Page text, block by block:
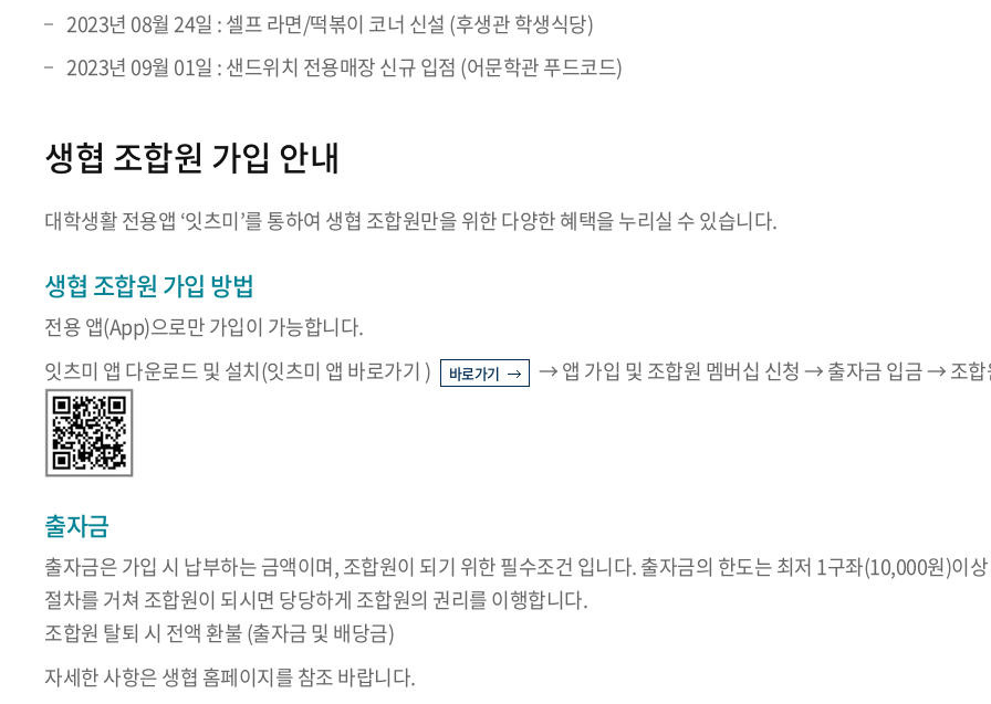
2023년 08월 24일 : 셀프 라면/떡볶이 코너 신설 (후생관 학생식당)
2023년 09월 01일 : 샌드위치 전용매장 신규 입점 (어문학관 푸드코드)
생협 조합원 가입 안내
대학생활 전용앱 ‘잇츠미’를 통하여 생협 조합원만을 위한 다양한 혜택을 누리실 수 있습니다.
생협 조합원 가입 방법
전용 앱(App)으로만 가입이 가능합니다.
잇츠미 앱 다운로드 및 설치(잇츠미 앱 바로가기 )
바로가기 → 앱 가입 및 조합원 멤버십 신청 → 출자금 입금 → 조합
출자금
출자금은 가입 시 납부하는 금액이며, 조합원이 되기 위한 필수조건 입니다. 출자금의 한도는 최저 1구좌(10,000원)이
절차를 거쳐 조합원이 되시면 당당하게 조합원의 권리를 이행합니다.
조합원 탈퇴 시 전액 환불 (출자금 및 배당금)
자세한 사항은 생협 홈페이지를 참조 바랍니다.